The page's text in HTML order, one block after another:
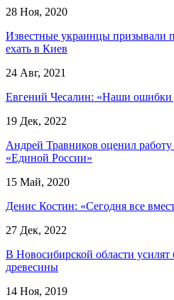
28 Ноя, 2020
Известные украинцы призывали
ехать в Киев
24 Авг, 2021
Евгений Чесалин: «Наши ошибки
19 Дек, 2022
Андрей Травников оценил работу
«Единой России»
15 Май, 2020
Денис Костин: «Сегодня все
27 Дек, 2022
В Новосибирской области
древесины
14 Ноя, 2019